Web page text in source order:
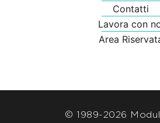
Contatti
Lavora con
Area
© 1989-2026